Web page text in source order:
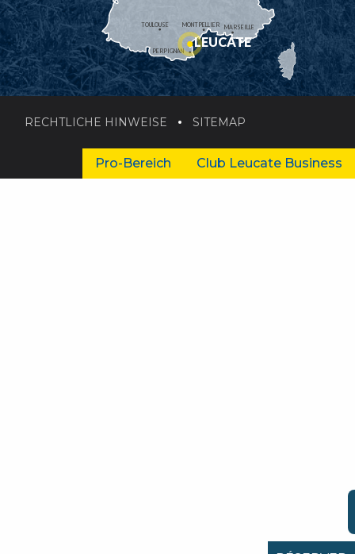
MONTPELLIER
PERPIGNAN
MARSEILLE
TOULOUSE
LEUCATE
RECHTLICHE HINWEISE SITEMAP
Pro-Bereich Club Leucate Business